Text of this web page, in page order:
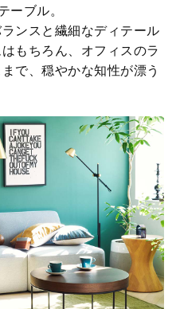
ーブル。
ンスと繊細なディテール
もちろん、オフィスのラ
で、穏やかな知性が漂う